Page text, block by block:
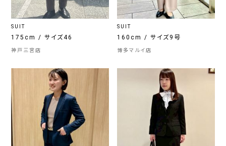
SUIT
175cm / サイズ46
神戸三宮店
SUIT
160cm / サイズ9号
博多マルイ店